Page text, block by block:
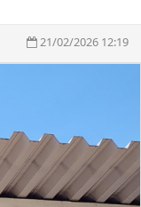
21/02/2026 12:19